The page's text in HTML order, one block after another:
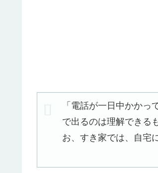
「電話が一日中かか
で出るのは理解できる
お、すき家では、自宅